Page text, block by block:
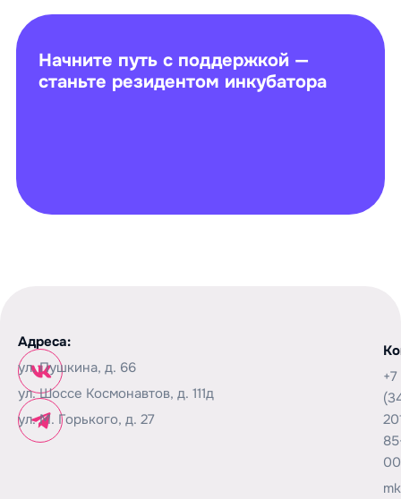
Начните путь с поддержкой —
станьте резидентом инкубатора
Адреса:
ул. Пушкина, д. 66
ул. Шоссе Космонавтов, д. 111д
ул. М. Горького, д. 27
+7
00